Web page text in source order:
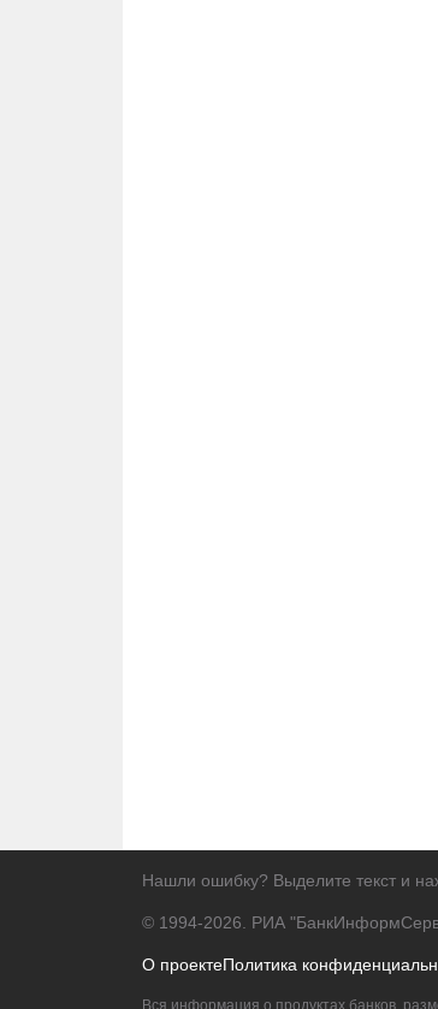
Нашли ошибку? Выделите текст и
© 1994-2026. РИА
О проектеПолитика
Вся информация о продуктах банков,